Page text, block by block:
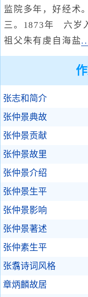
监院多年，好经术
三。1873年 六岁
祖父朱有虔自海盐
张志和简介
张仲景典故
张仲景贡献
张仲景故里
张仲景介绍
张仲景生平
张仲景影响
张仲景著述
张仲素生平
张翥诗词风格
章炳麟故居